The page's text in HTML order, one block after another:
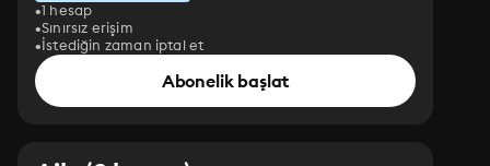
1 hesap
Sınırsız erişim
İstediğin zaman iptal et
Abonelik başlat